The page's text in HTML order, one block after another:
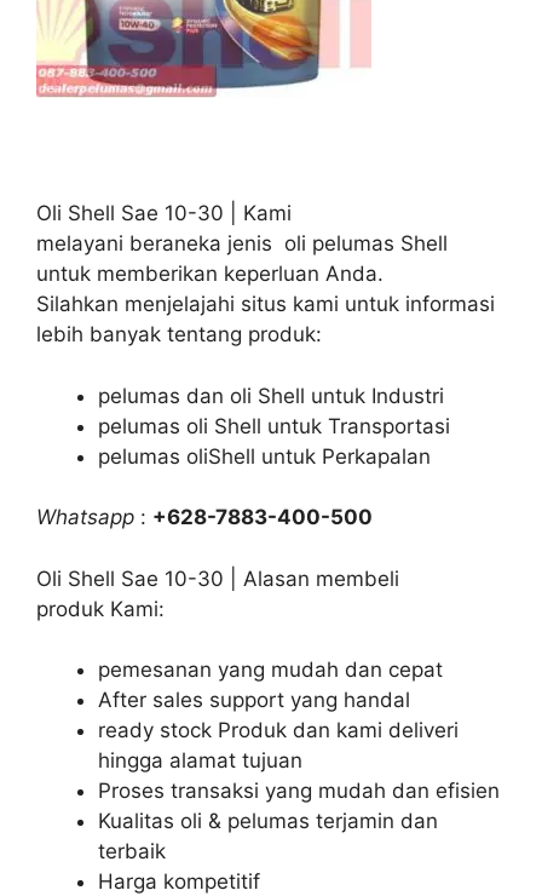
Oli Shell Sae 10-30 | Kami
melayani beraneka jenis oli pelumas Shell
untuk memberikan keperluan Anda.
Silahkan menjelajahi situs kami untuk informasi
lebih banyak tentang produk:
pelumas dan oli Shell untuk Industri
pelumas oli Shell untuk Transportasi
pelumas oliShell untuk Perkapalan
Whatsapp : +628-7883-400-500
Oli Shell Sae 10-30 | Alasan membeli
produk Kami:
pemesanan yang mudah dan cepat
After sales support yang handal
ready stock Produk dan kami deliveri
hingga alamat tujuan
Proses transaksi yang mudah dan efisien
Kualitas oli & pelumas terjamin dan
terbaik
Harga kompetitif